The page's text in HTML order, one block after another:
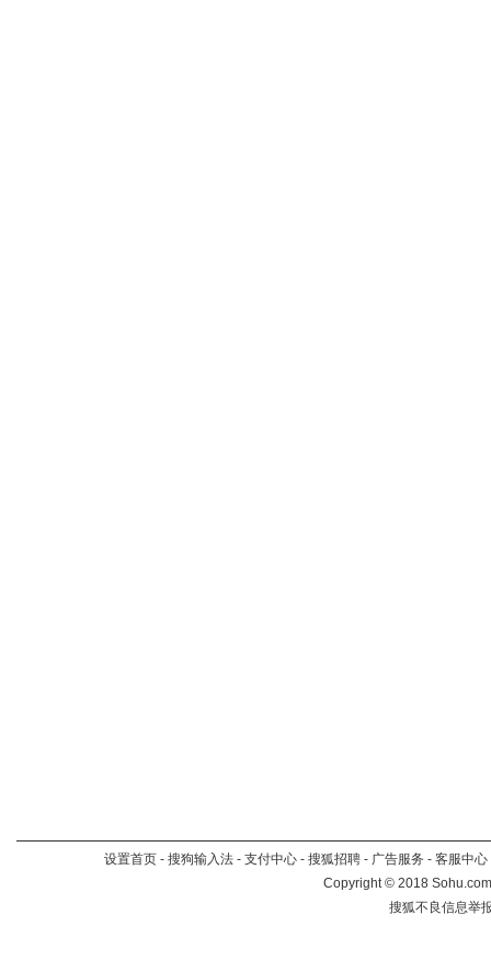
设置首页 - 搜狗输入法 - 支付中心 - 搜狐招聘 - 广告服务 - 客服中心
Copyright©2018
搜狐不良信息举